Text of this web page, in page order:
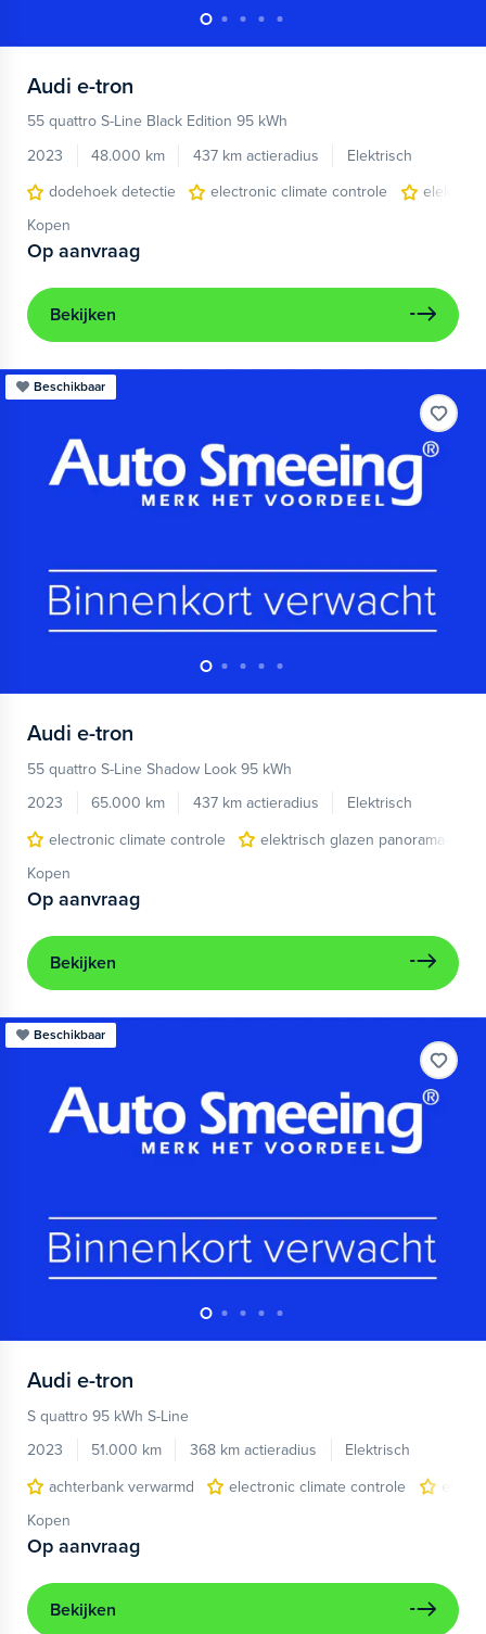
Audi e-tron
55 quattro S-Line Black Edition 95 kWh
2023
48.000 km 437 km actieradius
Elektrisch
dodehoek detectie
electronic climate controle
Kopen
Op aanvraag
Bekijken
Beschikbaar
Audi e-tron
55 quattro S-Line Shadow Look 95 kWh
2023
65.000 km 437 km actieradius
Elektrisch
electronic climate controle
elektrisch glazen panorama-dak
Kopen
Op aanvraag
Bekijken
Beschikbaar
Audi e-tron
S quattro 95 kWh S-Line
2023
51.000 km 368 km actieradius
Elektrisch
achterbank verwarmd
electronic climate controle
Kopen
Op aanvraag
Bekijken